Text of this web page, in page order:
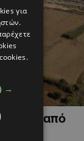
Νάπα, από
για
→